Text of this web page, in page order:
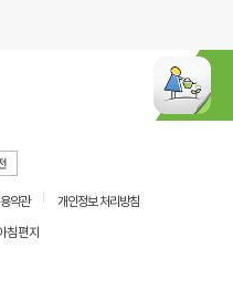
약관
개인정보 처리방침
편지